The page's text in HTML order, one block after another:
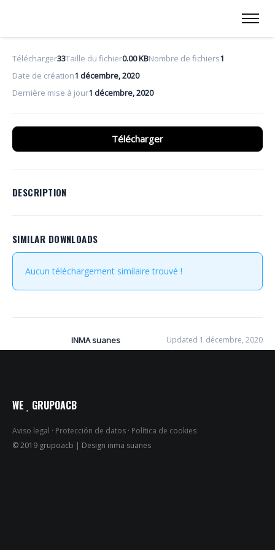
Télécharger33Taille du fichier0.00 KBNombre de fichiers1
Date de création1 décembre, 2020
Dernière mise à jour1 décembre, 2020
Télécharger
DESCRIPTION
SIMILAR DOWNLOADS
Aucun téléchargement similaire trouvé !
INMA suanes Updated 1 décembre, 2020
WE GRUPOACB
Aviso legal · Protección de datos · Política de cookies
© 2019 grupoacb | Design inma suanes